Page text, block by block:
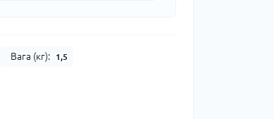
Вага (кг): 1,5